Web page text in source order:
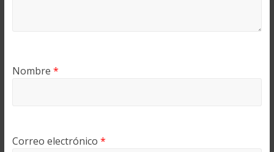
Nombre *
Correo electrónico *